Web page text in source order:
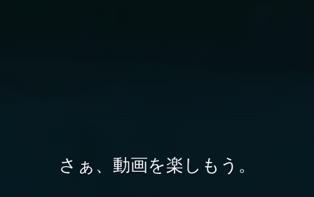
さぁ、動画を楽しもう。